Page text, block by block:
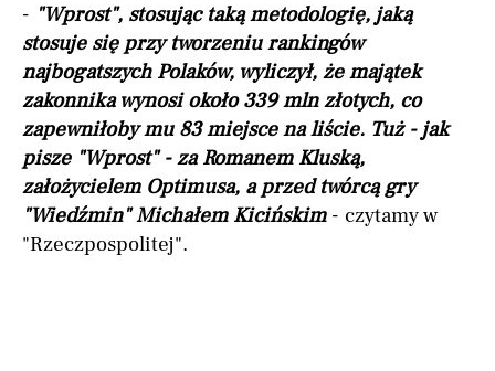
- "Wprost", stosując taką metodologię, jaką
stosuje się przy tworzeniu rankingów
najbogatszych Polaków, wyliczył, że majątek
zakonnika wynosi około 339 mln złotych, co
zapewniłoby mu 83 miejsce na liście. Tuż - jak
pisze "Wprost" - za Romanem Kluską,
założycielem Optimusa, a przed twórcą gry
"Wiedźmin" Michałem Kicińskim- czytamy w
"Rzeczpospolitej".